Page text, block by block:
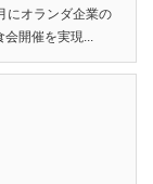
にオランダ企業の
会開催を実現...